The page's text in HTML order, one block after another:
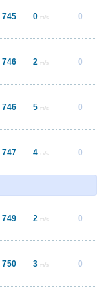
745 0 m/s 0
746 2 m/s 0
746 5 m/s 0
747 4 m/s 0
749 2 m/s 0
750 3 m/s 0